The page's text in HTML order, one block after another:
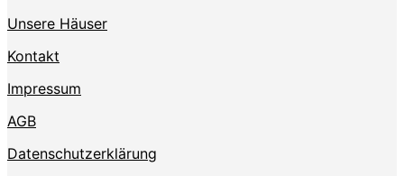
Unsere Häuser
Kontakt
Impressum
AGB
Datenschutzerklärung